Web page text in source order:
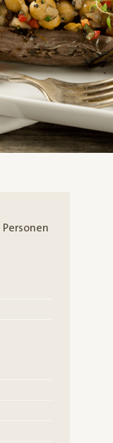
Personen